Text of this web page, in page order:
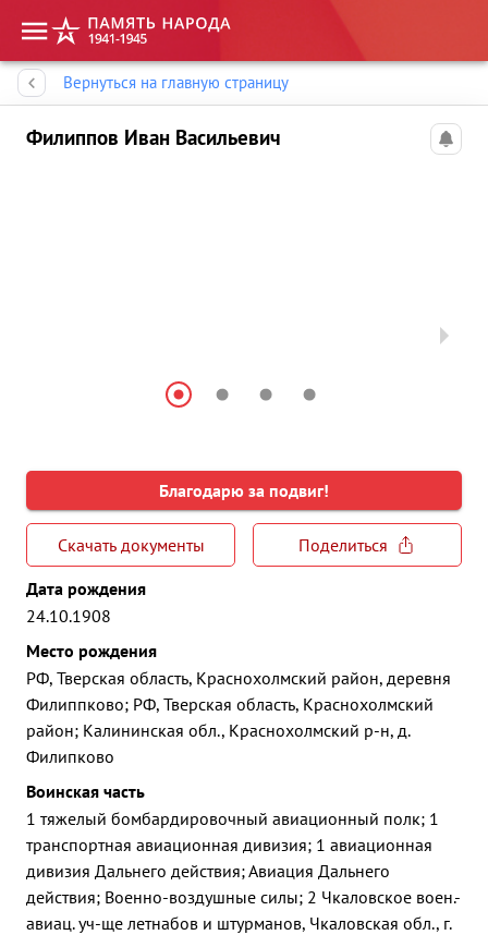
Вернуться на главную страницу
Филиппов Иван Васильевич
Благодарю за подвиг!
Скачать документы
Поделиться
Дата рождения
24.10.1908
Место рождения
РФ, Тверская область, Краснохолмский район, деревня
Филиппково; РФ, Тверская область, Краснохолмский
район; Калининская обл., Краснохолмский р-н, д.
Филипково
Воинская часть
1 тяжелый бомбардировочный авиационный полк; 1
транспортная авиационная дивизия; 1 авиационная
дивизия Дальнего действия; Авиация Дальнего
действия; Военно-воздушные силы; 2 Чкаловское воен.-
авиац. уч-ще летнабов и штурманов, Чкаловская обл., г.
Память народа